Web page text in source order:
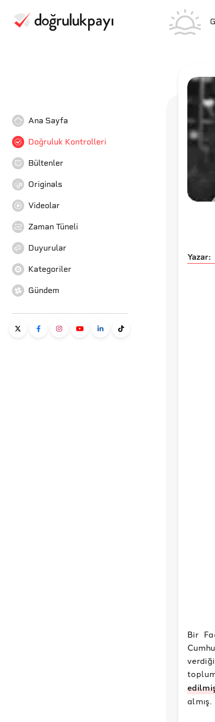
Ana Sayfa
Doğruluk Kontrolleri
Bültenler
Originals
Videolar
Zaman Tüneli
Duyurular
Kategoriler
Gündem
Yazar:
Bir
almış.